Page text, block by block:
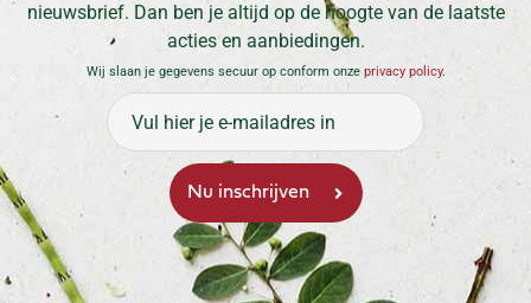
nieuwsbrief. Dan ben je altijd op de hoogte van de laatste
acties en aanbiedingen.
Wij slaan je gegevens secuur op conform onze privacy policy.